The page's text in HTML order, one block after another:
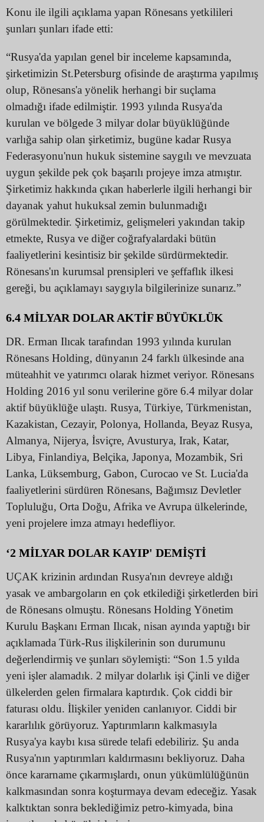
Konu ile ilgili açıklama yapan Rönesans yetkilileri
şunları şunları ifade etti:
“Rusya'da yapılan genel bir inceleme kapsamında,
şirketimizin St.Petersburg ofisinde de araştırma yapılmış
olup, Rönesans'a yönelik herhangi bir suçlama
olmadığı ifade edilmiştir. 1993 yılında Rusya'da
kurulan ve bölgede 3 milyar dolar büyüklüğünde
varlığa sahip olan şirketimiz, bugüne kadar Rusya
Federasyonu'nun hukuk sistemine saygılı ve mevzuata
uygun şekilde pek çok başarılı projeye imza atmıştır.
Şirketimiz hakkında çıkan haberlerle ilgili herhangi bir
dayanak yahut hukuksal zemin bulunmadığı
görülmektedir. Şirketimiz, gelişmeleri yakından takip
etmekte, Rusya ve diğer coğrafyalardaki bütün
faaliyetlerini kesintisiz bir şekilde sürdürmektedir.
Rönesans'ın kurumsal prensipleri ve şeffaflık ilkesi
gereği, bu açıklamayı saygıyla bilgilerinize sunarız.”
6.4 MİLYAR DOLAR AKTİF BÜYÜKLÜK
DR. Erman Ilıcak tarafından 1993 yılında kurulan
Rönesans Holding, dünyanın 24 farklı ülkesinde ana
müteahhit ve yatırımcı olarak hizmet veriyor. Rönesans
Holding 2016 yıl sonu verilerine göre 6.4 milyar dolar
aktif büyüklüğe ulaştı. Rusya, Türkiye, Türkmenistan,
Kazakistan, Cezayir, Polonya, Hollanda, Beyaz Rusya,
Almanya, Nijerya, İsviçre, Avusturya, Irak, Katar,
Libya, Finlandiya, Belçika, Japonya, Mozambik, Sri
Lanka, Lüksemburg, Gabon, Curocao ve St. Lucia'da
faaliyetlerini sürdüren Rönesans, Bağımsız Devletler
Topluluğu, Orta Doğu, Afrika ve Avrupa ülkelerinde,
yeni projelere imza atmayı hedefliyor.
‘2 MİLYAR DOLAR KAYIP' DEMİŞTİ
UÇAK krizinin ardından Rusya'nın devreye aldığı
yasak ve ambargoların en çok etkilediği şirketlerden biri
de Rönesans olmuştu. Rönesans Holding Yönetim
Kurulu Başkanı Erman Ilıcak, nisan ayında yaptığı bir
açıklamada Türk-Rus ilişkilerinin son durumunu
değerlendirmiş ve şunları söylemişti: “Son 1.5 yılda
yeni işler alamadık. 2 milyar dolarlık işi Çinli ve diğer
ülkelerden gelen firmalara kaptırdık. Çok ciddi bir
faturası oldu. İlişkiler yeniden canlanıyor. Ciddi bir
kararlılık görüyoruz. Yaptırımların kalkmasıyla
Rusya'ya kaybı kısa sürede telafi edebiliriz. Şu anda
Rusya'nın yaptırımları kaldırmasını bekliyoruz. Daha
önce kararname çıkarmışlardı, onun yükümlülüğünün
kalkmasından sonra koşturmaya devam edeceğiz. Yasak
kalktıktan sonra beklediğimiz petro-kimyada, bina